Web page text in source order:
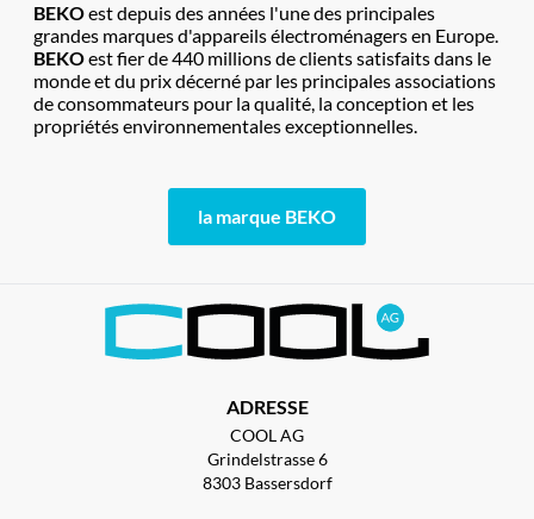
BEKOest depuis des années l'une des principales
grandes marques d'appareils électroménagers en Europe.
BEKOest fier de 440 millions de clients satisfaits dans le
monde et du prix décerné par les principales associations
de consommateurs pour la qualité, la conception et les
propriétés environnementales exceptionnelles.
la marque BEKO
ADRESSE
COOL AG
Grindelstrasse 6
8303 Bassersdorf